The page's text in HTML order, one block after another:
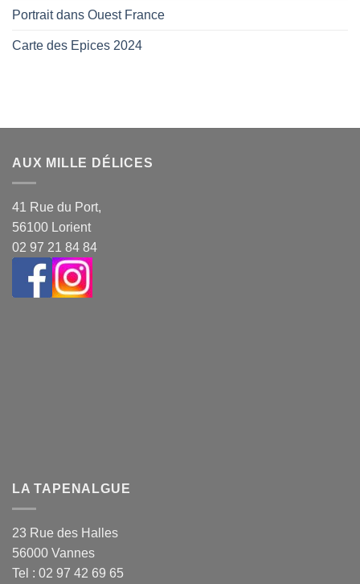
Portrait dans Ouest France
Carte des Epices 2024
AUX MILLE DÉLICES
41 Rue du Port,
56100 Lorient
02 97 21 84 84
LA TAPENALGUE
23 Rue des Halles
56000 Vannes
Tel : 02 97 42 69 65